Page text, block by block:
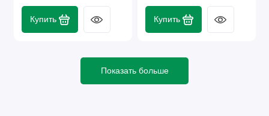
Купить Купить
Показать больше